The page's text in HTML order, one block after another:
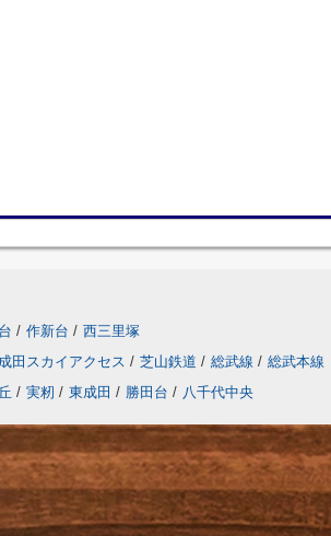
/ 作新台 / 西三里塚
成田スカイアクセス / 芝山鉄道 / 総武線 / 総武本線
/ 実籾 / 東成田 / 勝田台 / 八千代中央